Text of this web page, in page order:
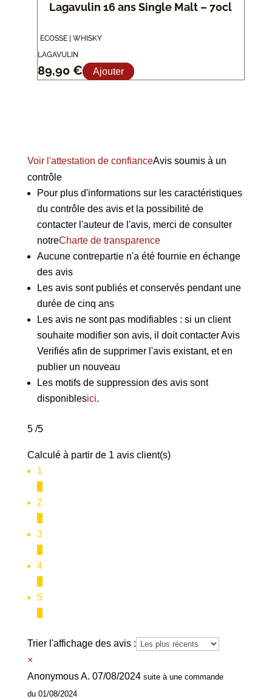
Lagavulin 16 ans Single Malt – 70cl
ECOSSE | WHISKY
LAGAVULIN
89,90 € Ajouter
Voir l'attestation de confianceAvis soumis à un
contrôle
Pour plus d'informations sur les caractéristiques
du contrôle des avis et la possibilité de
contacter l'auteur de l'avis, merci de consulter
notreCharte de transparence
Aucune contrepartie n'a été fournie en échange
des avis
Les avis sont publiés et conservés pendant une
durée de cinq ans
Les avis ne sont pas modifiables : si un client
souhaite modifier son avis, il doit contacter Avis
Verifiés afin de supprimer l'avis existant, et en
publier un nouveau
Les motifs de suppression des avis sont
disponiblesici.
5/5
Calculé à partir de 1 avis client(s)
1
2
3
4
5
Trier l'affichage des avis :
×
Anonymous A. 07/08/2024 suite à une commande
du 01/08/2024